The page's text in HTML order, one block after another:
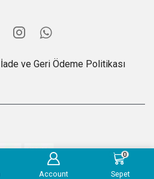
Account
0
Sepet
İade ve Geri Ödeme Politikası